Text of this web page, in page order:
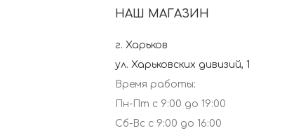
НАШ МАГАЗИН
г. Харьков
ул. Харьковских дивизий, 1
Время работы:
Пн-Пт с 9:00 до 19:00
Сб-Вс с 9:00 до 16:00